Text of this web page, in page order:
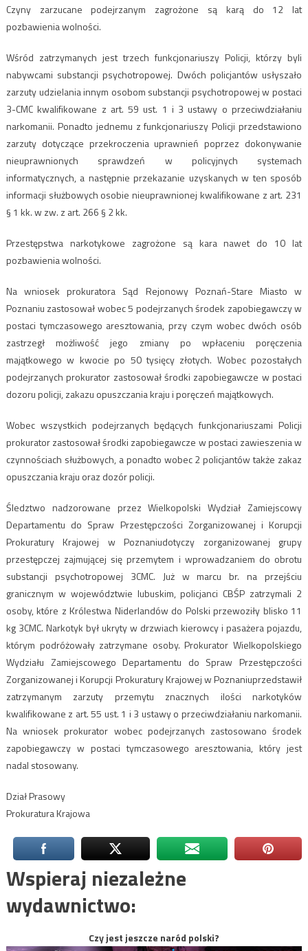
Czyny zarzucane podejrzanym zagrożone są karą do 12 lat
pozbawienia wolności.
Wśród zatrzymanych jest trzech funkcjonariuszy Policji, którzy byli
nabywcami substancji psychotropowej. Dwóch policjantów usłyszało
zarzuty udzielania innym osobom substancji psychotropowej w postaci
3-CMC kwalifikowane z art. 59 ust. 1 i 3 ustawy o przeciwdziałaniu
narkomanii. Ponadto jednemu z funkcjonariuszy Policji przedstawiono
zarzuty dotyczące przekroczenia uprawnień poprzez dokonywanie
nieuprawnionych sprawdzeń w policyjnych systemach
informatycznych, a następnie przekazanie uzyskanych w ten sposób
informacji służbowych osobie nieuprawnionej kwalifikowane z art. 231
§ 1 kk. w zw. z art. 266 § 2 kk.
Przestępstwa narkotykowe zagrożone są kara nawet do 10 lat
pozbawienia wolności.
Na wniosek prokuratora Sąd Rejonowy Poznań-Stare Miasto w
Poznaniu zastosował wobec 5 podejrzanych środek zapobiegawczy w
postaci tymczasowego aresztowania, przy czym wobec dwóch osób
zastrzegł możliwość jego zmiany po wpłaceniu poręczenia
majątkowego w kwocie po 50 tysięcy złotych. Wobec pozostałych
podejrzanych prokurator zastosował środki zapobiegawcze w postaci
dozoru policji, zakazu opuszczania kraju i poręczeń majątkowych.
Wobec wszystkich podejrzanych będących funkcjonariuszami Policji
prokurator zastosował środki zapobiegawcze w postaci zawieszenia w
czynnościach służbowych, a ponadto wobec 2 policjantów także zakaz
opuszczania kraju oraz dozór policji.
Śledztwo nadzorowane przez Wielkopolski Wydział Zamiejscowy
Departamentu do Spraw Przestępczości Zorganizowanej i Korupcji
Prokuratury Krajowej w Poznaniudotyczy zorganizowanej grupy
przestępczej zajmującej się przemytem i wprowadzaniem do obrotu
substancji psychotropowej 3CMC. Już w marcu br. na przejściu
granicznym w województwie lubuskim, policjanci CBŚP zatrzymali 2
osoby, które z Królestwa Niderlandów do Polski przewoziły blisko 11
kg 3CMC. Narkotyk był ukryty w drzwiach kierowcy i pasażera pojazdu,
którym podróżowały zatrzymane osoby. Prokurator Wielkopolskiego
Wydziału Zamiejscowego Departamentu do Spraw Przestępczości
Zorganizowanej i Korupcji Prokuratury Krajowej w Poznaniuprzedstawił
zatrzymanym zarzuty przemytu znacznych ilości narkotyków
kwalifikowane z art. 55 ust. 1 i 3 ustawy o przeciwdziałaniu narkomanii.
Na wniosek prokurator wobec podejrzanych zastosowano środek
zapobiegawczy w postaci tymczasowego aresztowania, który jest
nadal stosowany.
Dział Prasowy
Prokuratura Krajowa
Wspieraj niezależne
wydawnictwo:
Czy jest jeszcze naród polski?